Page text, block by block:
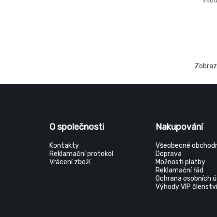
po
O společnosti
Kontakty
Reklamační protokol
Vrácení zboží
Nakupování
Všeobecné
Doprava
Možnosti platby
Reklamační řád
Ochrana osobních
Výhody VIP